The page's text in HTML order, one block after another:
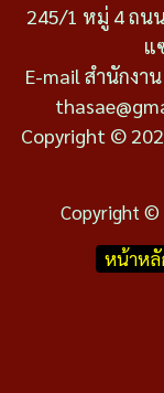
245/1 หมู่ 4 ถน
แ
E-mail สำนักงา
Copyright ©
Copyright ©
หน้าห